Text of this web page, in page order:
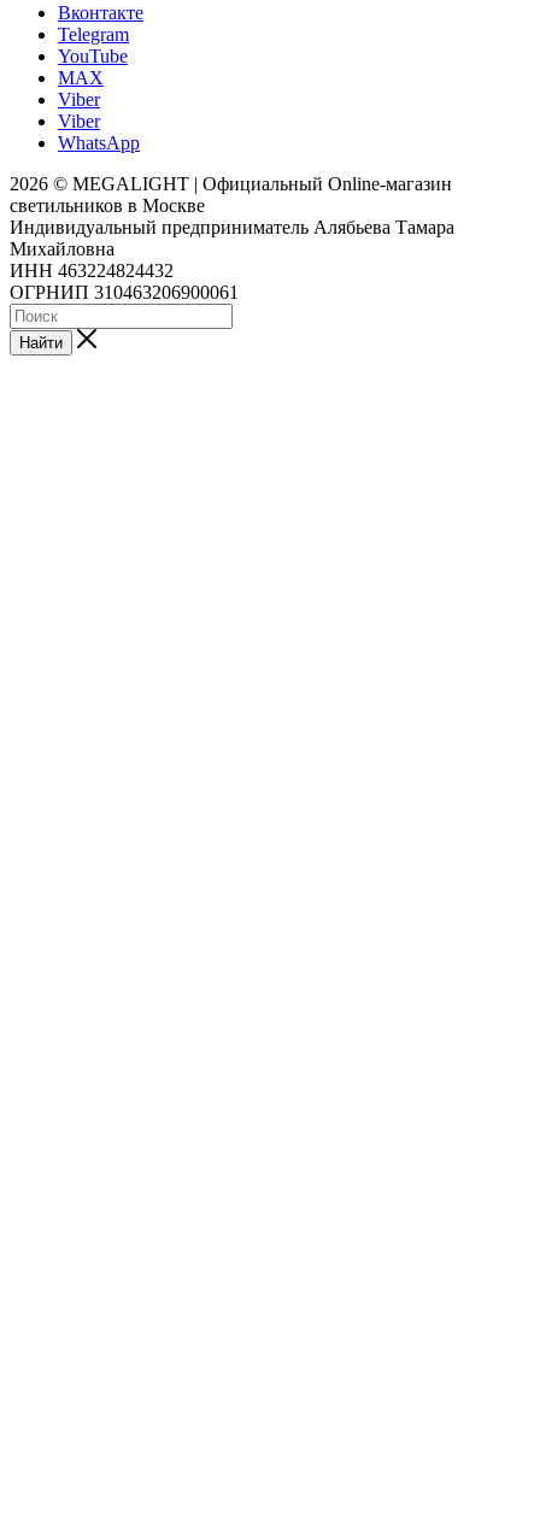
Вконтакте
Telegram
YouTube
MAX
Viber
Viber
WhatsApp
2026 © MEGALIGHT | Официальный Online-магазин
светильников в Москве
Индивидуальный предприниматель Алябьева Тамара
Михайловна
ИНН 463224824432
ОГРНИП 310463206900061
Найти